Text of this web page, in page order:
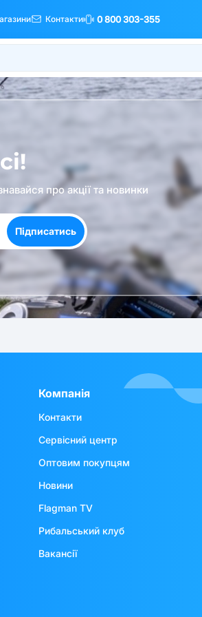
Контакти 0 800 303-355
про акції та новинки
Підписатись
Компанія
Контакти
Сервісний центр
Оптовим покупцям
Новини
Flagman TV
Рибальський клуб
Вакансії